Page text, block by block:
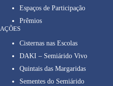
Espaços de Participação
Prêmios
AÇÕES
Cisternas nas Escolas
DAKI – Semiárido Vivo
Quintais das Margaridas
Sementes do Semiárido